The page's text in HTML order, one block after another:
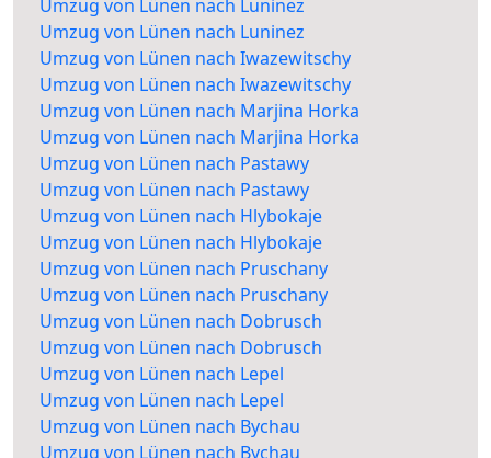
Umzug von Lünen nach Luninez
Umzug von Lünen nach Luninez
Umzug von Lünen nach Iwazewitschy
Umzug von Lünen nach Iwazewitschy
Umzug von Lünen nach Marjina Horka
Umzug von Lünen nach Marjina Horka
Umzug von Lünen nach Pastawy
Umzug von Lünen nach Pastawy
Umzug von Lünen nach Hlybokaje
Umzug von Lünen nach Hlybokaje
Umzug von Lünen nach Pruschany
Umzug von Lünen nach Pruschany
Umzug von Lünen nach Dobrusch
Umzug von Lünen nach Dobrusch
Umzug von Lünen nach Lepel
Umzug von Lünen nach Lepel
Umzug von Lünen nach Bychau
Umzug von Lünen nach Bychau